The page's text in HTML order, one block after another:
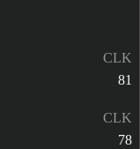
CLK
81
CLK
78